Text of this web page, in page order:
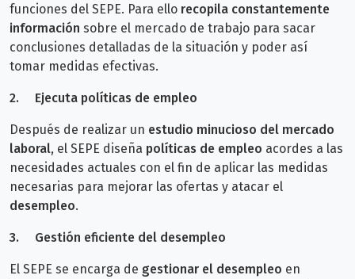
funciones del SEPE. Para ello recopila constantemente
información sobre el mercado de trabajo para sacar
conclusiones detalladas de la situación y poder así
tomar medidas efectivas.
2. Ejecuta políticas de empleo
Después de realizar un estudio minucioso del mercado
laboral, el SEPE diseña políticas de empleo acordes a las
necesidades actuales con el fin de aplicar las medidas
necesarias para mejorar las ofertas y atacar el
desempleo.
3. Gestión eficiente del desempleo
El SEPE se encarga de gestionar el desempleo en